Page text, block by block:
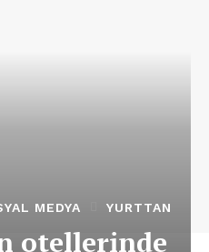
MEDYA YURTTAN
otellerinde